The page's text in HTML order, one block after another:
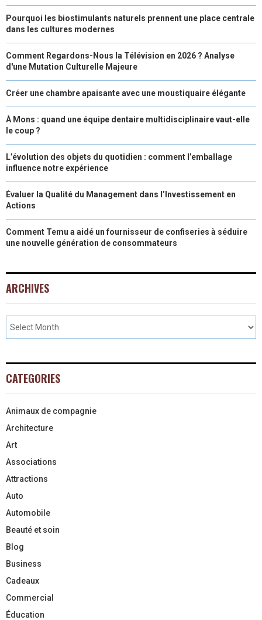
Pourquoi les biostimulants naturels prennent une place centrale
dans les cultures modernes
Comment Regardons-Nous la Télévision en 2026 ? Analyse
d'une Mutation Culturelle Majeure
Créer une chambre apaisante avec une moustiquaire élégante
À Mons : quand une équipe dentaire multidisciplinaire vaut-elle
le coup ?
L’évolution des objets du quotidien : comment l’emballage
influence notre expérience
Évaluer la Qualité du Management dans l’Investissement en
Actions
Comment Temu a aidé un fournisseur de confiseries à séduire
une nouvelle génération de consommateurs
ARCHIVES
CATEGORIES
Animaux de compagnie
Architecture
Art
Associations
Attractions
Auto
Automobile
Beauté et soin
Blog
Business
Cadeaux
Commercial
Éducation